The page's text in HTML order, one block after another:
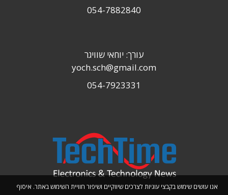
אנו עושים שימוש בקבצי עוגיות לצרכים שיווקיים ושיפור חוויית השימוש באתר. איסוף
054-7882840
עורך: יוחאי שוויגר
yoch.sch@gmail.com
054-7923331